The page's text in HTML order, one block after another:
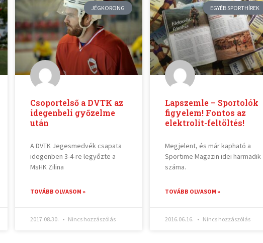
JÉGKORONG
Csoportelső a DVTK az
idegenbeli győzelme
után
A DVTK Jegesmedvék csapata
idegenben 3-4-re legyőzte a
MsHK Zilina
TOVÁBB OLVASOM »
2017.08.30. Nincs hozzászólás
EGYÉB SPORTHÍREK
Lapszemle – Sportolók
figyelem! Fontos az
elektrolit-feltöltés!
Megjelent, és már kapható a
Sportime Magazin idei harmadik
száma.
TOVÁBB OLVASOM »
2016.06.16. Nincs hozzászólás